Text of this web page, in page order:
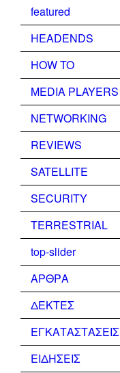
featured
HEADENDS
HOW TO
MEDIA PLAYERS
NETWORKING
REVIEWS
SATELLITE
SECURITY
TERRESTRIAL
top-slider
ΑΡΘΡΑ
ΔΕΚΤΕΣ
ΕΓΚΑΤΑΣΤΑΣΕΙΣ
ΕΙΔΗΣΕΙΣ